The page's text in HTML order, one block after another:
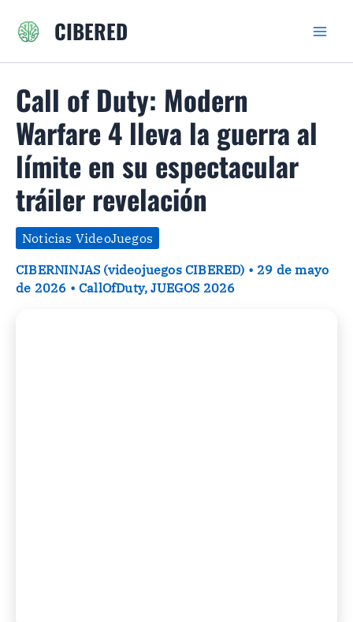
CIBERED
Call of Duty: Modern
Warfare 4 lleva la guerra al
límite en su espectacular
tráiler revelación
Noticias VideoJuegos
CIBERNINJAS (videojuegos CIBERED) • 29 de mayo
de 2026 •CallOfDuty,JUEGOS 2026